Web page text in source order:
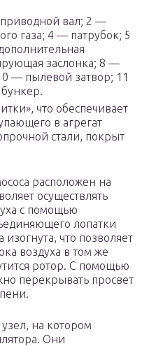
вал; 2 —
газа; 4 — патрубок; 5
заслонка; 8 —
— пылевой затвор; 11
что обеспечивает
в агрегат
стали, покрыт
расположен на
осуществлять
с помощью
лопатки
что позволяет
воздуха в том же
ротор. С помощью
перекрывать просвет
на котором
Они